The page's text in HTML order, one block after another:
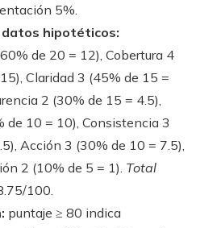
5%.
datos hipotéticos:
de 20 = 12), Cobertura 4
Claridad 3 (45% de 15 =
2 (30% de 15 = 4.5),
de 10 = 10), Consistencia 3
Acción 3 (30% de 10 = 7.5),
2 (10% de 5 = 1). Total
100.
puntaje ≥ 80 indica